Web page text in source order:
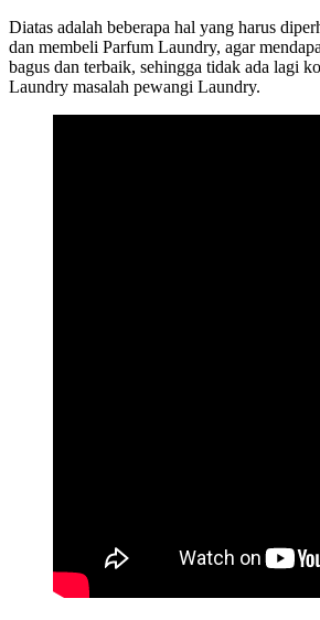
Diatas adalah beberapa hal yang harus
dan membeli Parfum Laundry, agar
bagus dan terbaik, sehingga tidak ada lagi
Laundry masalah pewangi Laundry.